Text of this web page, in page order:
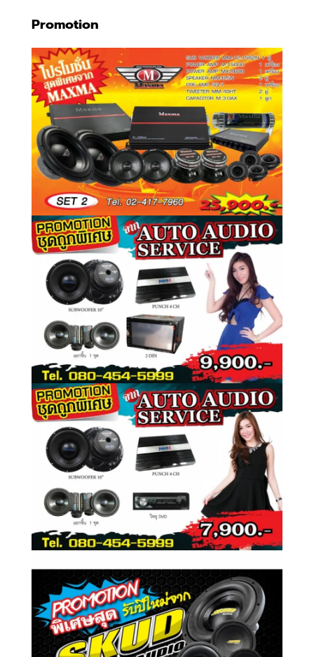
Promotion